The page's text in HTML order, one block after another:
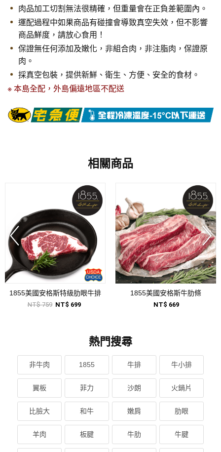
肉品加工切割無法很精確，但重量會在正負差範圍內。
運配過程中如果商品有碰撞會導致真空失效，但不影響
商品鮮度，請放心食用！
保證無任何添加及嫩化，非組合肉，非注脂肉，保證原
肉。
採真空包裝，提供新鮮、衛生、方便、安全的食材。
※ 本島全配，外島偏遠地區不配送
相關商品
1855美國安格斯特級肋眼牛排
NT$ 759 NT$ 699
1855美國安格斯牛肋條
NT$ 669
熱門搜尋
非牛肉 1855 牛排 牛小排
翼板 菲力 沙朗 火鍋片
比臉大 和牛 嫩肩 肋眼
羊肉 板腱 牛肋 牛腱